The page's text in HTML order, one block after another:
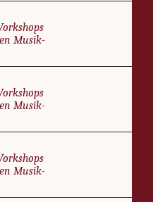
Musik­
Musik­
Musik­